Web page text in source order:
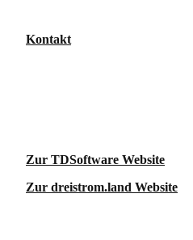
Kontakt
Zur TDSoftware Website
Zur dreistrom.land Website